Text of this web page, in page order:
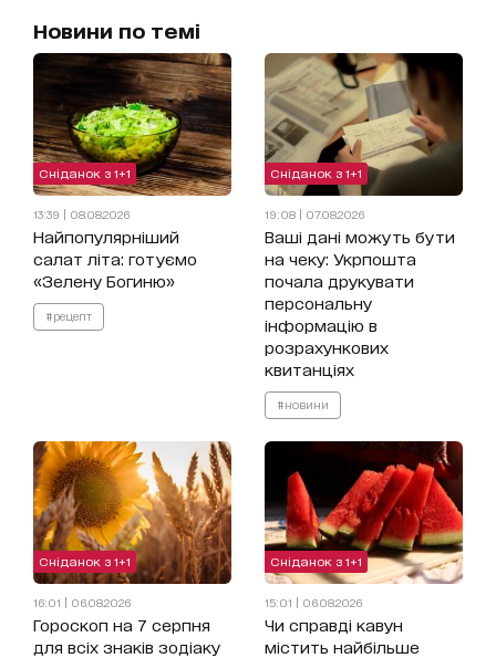
Новини по темі
Сніданок з 1+1
13:39 | 08.08.2026
Найпопулярніший
салат літа: готуємо
«Зелену Богиню»
#рецепт
Сніданок з 1+1
19:08 | 07.08.2026
Ваші дані можуть бути
на чеку: Укрпошта
почала друкувати
персональну
інформацію в
розрахункових
квитанціях
#новини
Сніданок з 1+1
16:01 | 06.08.2026
Гороскоп на 7 серпня
для всіх знаків зодіаку
Сніданок з 1+1
15:01 | 06.08.2026
Чи справді кавун
містить найбільше